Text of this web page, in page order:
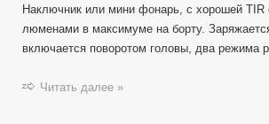
Наключник или мини фонарь, с хорошей TIR
люменами в максимуме на борту.
включается поворотом головы, два режима
Читать далее »